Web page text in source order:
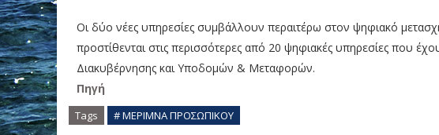
Οι δύο νέες υπηρεσίες συμβάλλουν περαιτέρω στον ψηφιακό
προστίθενται στις περισσότερες από 20 ψηφιακές υπηρεσίες που
Διακυβέρνησης και Υποδομών & Μεταφορών.
Πηγή
Tags # ΜΕΡΙΜΝΑ ΠΡΟΣΩΠΙΚΟΥ